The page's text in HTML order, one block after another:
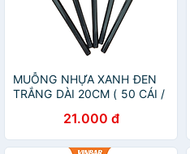
MUỖNG NHỰA XANH ĐEN
TRẮNG DÀI 20CM ( 50 CÁI /
21.000 đ